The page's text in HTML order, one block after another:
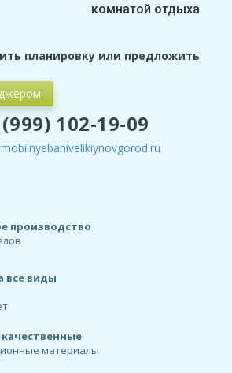
комнатой отдыха
планировку или предложить
102-19-09
производство
все виды
материалы